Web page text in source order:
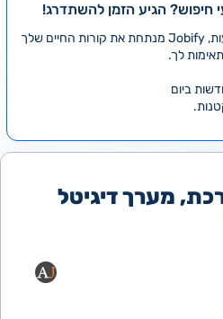
חיפוש? הגיע הזמן להשתדרג!
במקום לעבור לבד על אלפי מודעות, Jobify מנתחת את קורות החיים שלך
לך.
מערך דיגיטל